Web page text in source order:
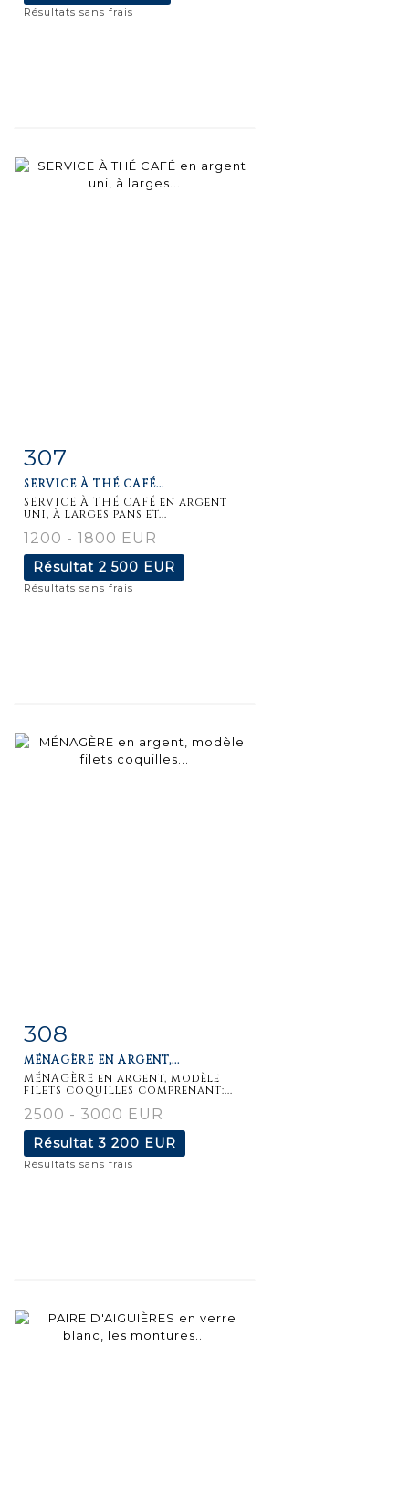
Résultats sans frais
Fiche
détaillée
307
SERVICE À THÉ CAFÉ...
SERVICE À THÉ CAFÉ en argent
uni, à larges pans et...
1200 - 1800 EUR
Résultat 2 500 EUR
Résultats sans frais
Fiche
détaillée
308
MÉNAGÈRE EN ARGENT,...
MÉNAGÈRE en argent, modèle
filets coquilles comprenant:...
2500 - 3000 EUR
Résultat3 200 EUR
Résultats sans frais